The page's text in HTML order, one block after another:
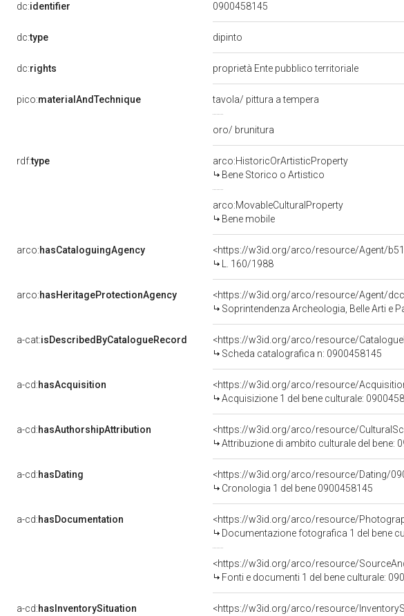
dc:identifier 0900458145
dc:type dipinto
dc:rights proprietà Ente pubblico territoriale
pico:materialAndTechnique tavola/ pittura a tempera
oro/ brunitura
rdf:type
arco:HistoricOrArtisticProperty
Bene Storico o Artistico
arco:MovableCulturalProperty
Bene mobile
arco:hasCataloguingAgency
<https://w3id.org/arco/resource/Agent/
L. 160/1988
arco:hasHeritageProtectionAgency
<https://w3id.org/arco/resource/Agent/
Soprintendenza Archeologia, Belle Arti e
a-cat:isDescribedByCatalogueRecord
<https://w3id.org/arco/resource/
Scheda catalografica n: 0900458145
a-cd:hasAcquisition
<https://w3id.org/arco/resource/
Acquisizione 1 del bene culturale:
a-cd:hasAuthorshipAttribution
<https://w3id.org/arco/resource/
Attribuzione di ambito culturale del bene:
a-cd:hasDating
<https://w3id.org/arco/resource/Dating/
Cronologia 1 del bene 0900458145
a-cd:hasDocumentation
<https://w3id.org/arco/resource/
Documentazione fotografica 1 del bene
<https://w3id.org/arco/resource/
Fonti e documenti 1 del bene culturale:
a-cd:hasInventorySituation
<https://w3id.org/arco/resource/